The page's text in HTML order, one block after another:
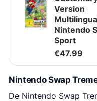
Version
Nintendo
Sport
€47.99
Nintendo Swap
De Nintendo Swap